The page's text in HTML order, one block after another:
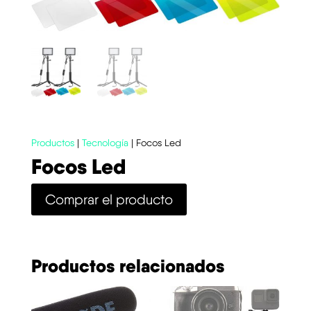
Productos| Tecnología| Focos Led
Focos Led
Comprar el producto
Productos relacionados